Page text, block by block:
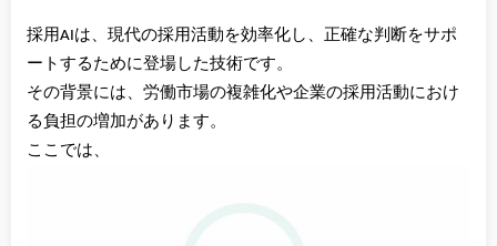
採用AIは、現代の採用活動を効率化し、正確な判断をサポ
ートするために登場した技術です。
その背景には、労働市場の複雑化や企業の採用活動におけ
る負担の増加があります。
ここでは、